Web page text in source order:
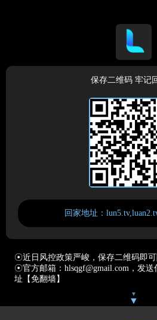
保存二维码 牢记
回家地址：
☉近日风控政策严峻，保存二维码即
☉官方邮箱：hlsqgf@gmail.com，发
址【免翻墙】
▼
▼